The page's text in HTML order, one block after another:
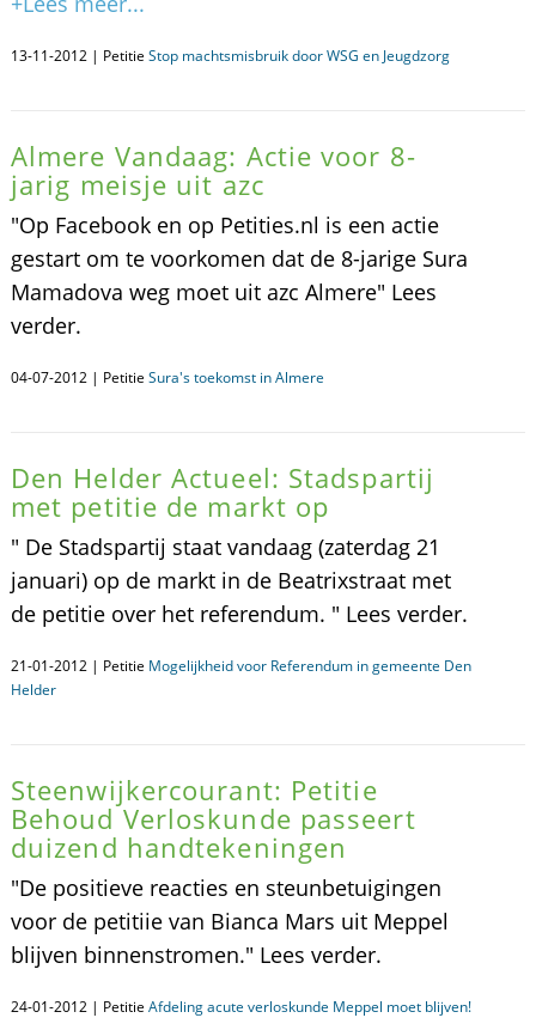
13-11-2012 | Petitie Stop machtsmisbruik door WSG en Jeugdzorg
Almere Vandaag: Actie voor 8-
jarig meisje uit azc
"Op Facebook en op Petities.nl is een actie
gestart om te voorkomen dat de 8-jarige Sura
Mamadova weg moet uit azc Almere" Lees
verder.
04-07-2012 | Petitie Sura's toekomst in Almere
Den Helder Actueel: Stadspartij
met petitie de markt op
" De Stadspartij staat vandaag (zaterdag 21
januari) op de markt in de Beatrixstraat met
de petitie over het referendum. " Lees verder.
21-01-2012 | Petitie Mogelijkheid voor Referendum in gemeente Den
Helder
Steenwijkercourant: Petitie
Behoud Verloskunde passeert
duizend handtekeningen
"De positieve reacties en steunbetuigingen
voor de petitiie van Bianca Mars uit Meppel
blijven binnenstromen." Lees verder.
24-01-2012 | Petitie Afdeling acute verloskunde Meppel moet blijven!